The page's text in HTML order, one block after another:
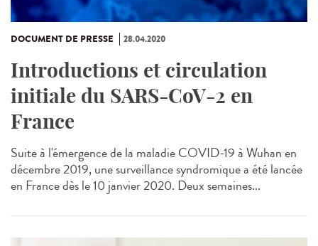
DOCUMENT DE PRESSE 28.04.2020
Introductions et circulation
initiale du SARS-CoV-2 en
France
Suite à l'émergence de la maladie COVID-19 à Wuhan en
décembre 2019, une surveillance syndromique a été lancée
en France dès le 10 janvier 2020. Deux semaines...